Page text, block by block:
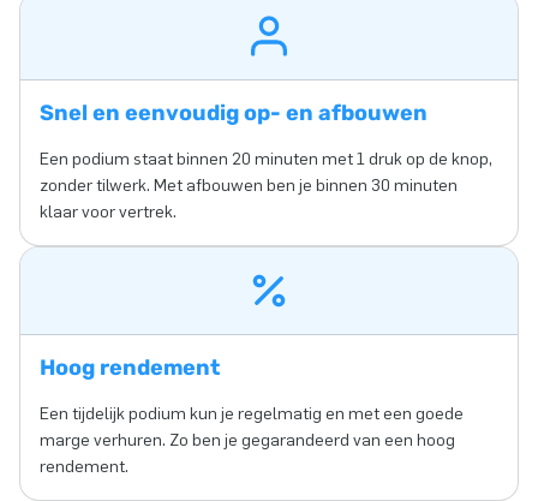
Snel en eenvoudig op- en afbouwen
Een podium staat binnen 20 minuten met 1 druk op de knop,
zonder tilwerk. Met afbouwen ben je binnen 30 minuten
klaar voor vertrek.
Hoog rendement
Een tijdelijk podium kun je regelmatig en met een goede
marge verhuren. Zo ben je gegarandeerd van een hoog
rendement.